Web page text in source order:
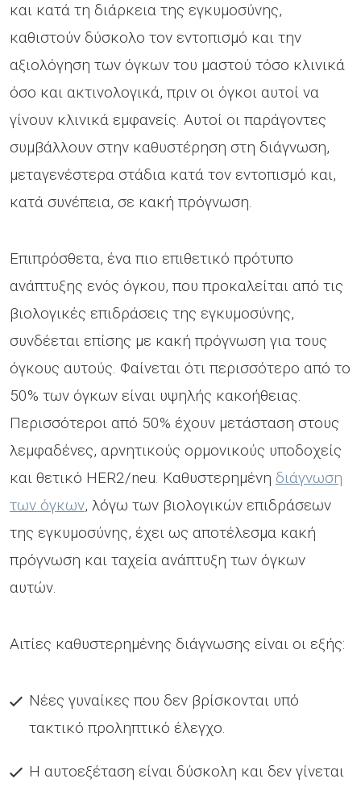
και κατά τη διάρκεια της εγκυμοσύνης,
καθιστούν δύσκολο τον εντοπισμό και την
αξιολόγηση των όγκων του μαστού τόσο κλινικά
όσο και ακτινολογικά, πριν οι όγκοι αυτοί να
γίνουν κλινικά εμφανείς. Αυτοί οι παράγοντες
συμβάλλουν στην καθυστέρηση στη διάγνωση,
μεταγενέστερα στάδια κατά τον εντοπισμό και,
κατά συνέπεια, σε κακή πρόγνωση.
Επιπρόσθετα, ένα πιο επιθετικό πρότυπο
ανάπτυξης ενός όγκου, που προκαλείται από τις
βιολογικές επιδράσεις της εγκυμοσύνης,
συνδέεται επίσης με κακή πρόγνωση για τους
όγκους αυτούς. Φαίνεται ότι περισσότερο από το
50% των όγκων είναι υψηλής κακοήθειας.
Περισσότεροι από 50% έχουν μετάσταση στους
λεμφαδένες, αρνητικούς ορμονικούς υποδοχείς
και θετικό HER2/neu. Καθυστερημένη διάγνωση
των όγκων, λόγω των βιολογικών επιδράσεων
της εγκυμοσύνης, έχει ως αποτέλεσμα κακή
πρόγνωση και ταχεία ανάπτυξη των όγκων
αυτών.
Αιτίες καθυστερημένης διάγνωσης είναι οι εξής:
Νέες γυναίκες που δεν βρίσκονται υπό
τακτικό προληπτικό έλεγχο.
Η αυτοεξέταση είναι δύσκολη και δεν γίνεται